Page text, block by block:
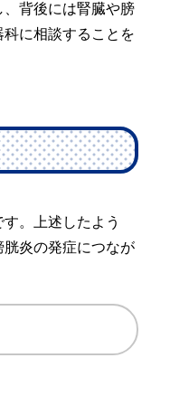
背後には腎臓や膀
に相談することを
。上述したよう
炎の発症につなが